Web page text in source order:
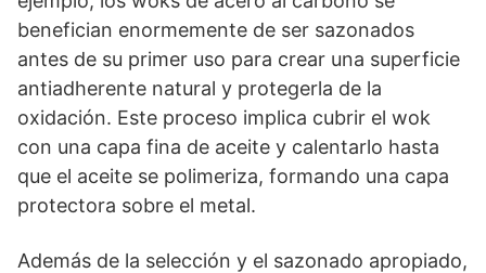
benefician enormemente de ser sazonados
antes de su primer uso para crear una superficie
antiadherente natural y protegerla de la
oxidación. Este proceso implica cubrir el wok
con una capa fina de aceite y calentarlo hasta
que el aceite se polimeriza, formando una capa
protectora sobre el metal.
Además de la selección y el sazonado apropiado,